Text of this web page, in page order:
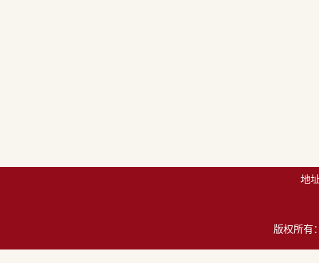
地
版权所有